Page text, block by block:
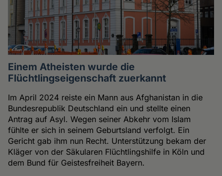
Einem Atheisten wurde die
Flüchtlingseigenschaft zuerkannt
Im April 2024 reiste ein Mann aus Afghanistan in die
Bundesrepublik Deutschland ein und stellte einen
Antrag auf Asyl. Wegen seiner Abkehr vom Islam
fühlte er sich in seinem Geburtsland verfolgt. Ein
Gericht gab ihm nun Recht. Unterstützung bekam der
Kläger von der Säkularen Flüchtlingshilfe in Köln und
dem Bund für Geistesfreiheit Bayern.